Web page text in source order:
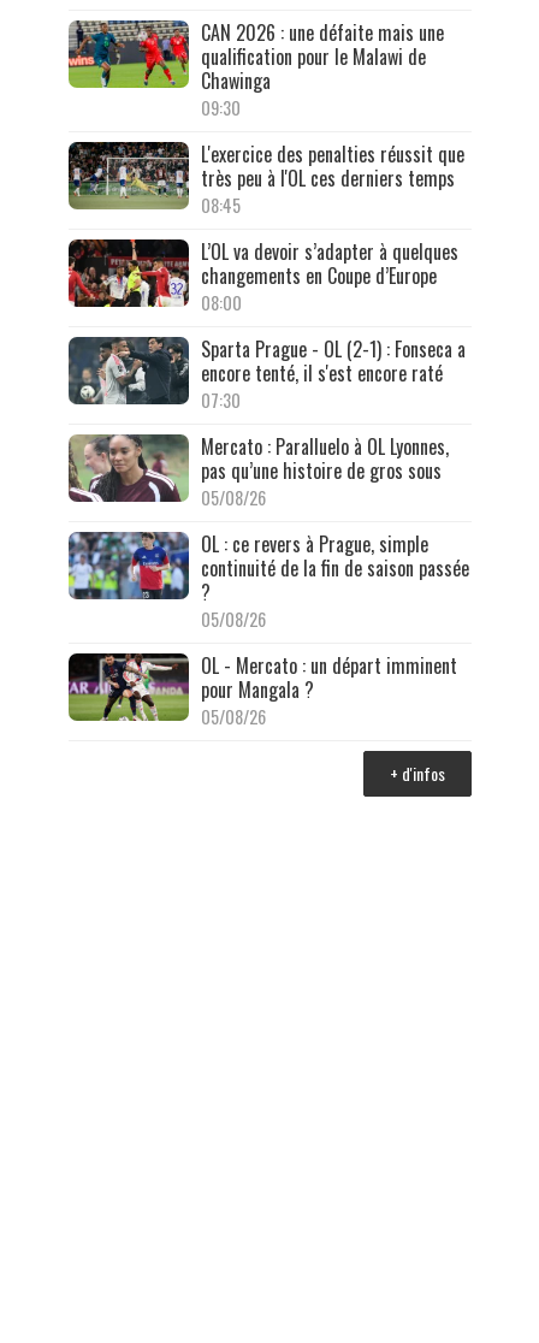
CAN 2026 : une défaite mais une
qualification pour le Malawi de
Chawinga
09:30
L'exercice des penalties réussit que
très peu à l'OL ces derniers temps
08:45
L’OL va devoir s’adapter à quelques
changements en Coupe d’Europe
08:00
Sparta Prague - OL (2-1) : Fonseca a
encore tenté, il s'est encore raté
07:30
Mercato : Paralluelo à OL Lyonnes,
pas qu’une histoire de gros sous
05/08/26
OL : ce revers à Prague, simple
continuité de la fin de saison passée
?
05/08/26
OL - Mercato : un départ imminent
pour Mangala ?
05/08/26
+ d'infos